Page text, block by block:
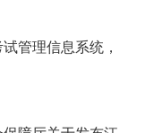
管理信息系统，